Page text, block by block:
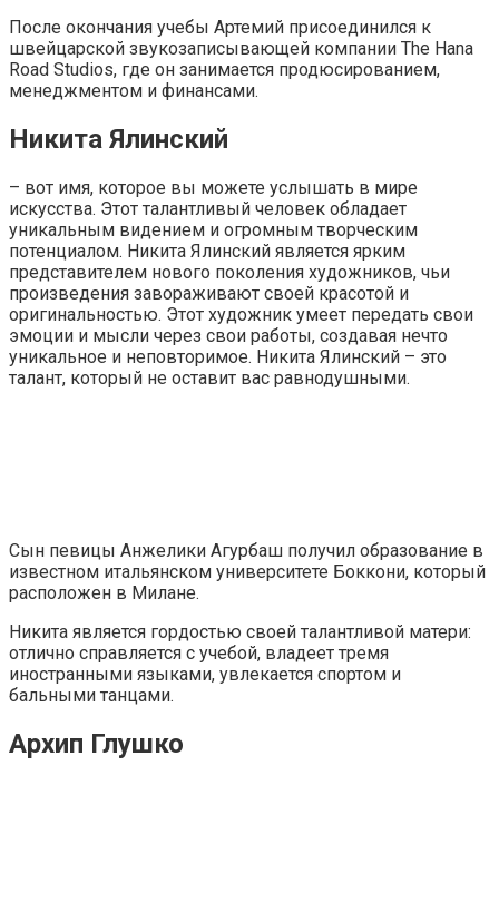
После окончания учебы Артемий присоединился к
швейцарской звукозаписывающей компании The Hana
Road Studios, где он занимается продюсированием,
менеджментом и финансами.
Никита Ялинский
– вот имя, которое вы можете услышать в мире
искусства. Этот талантливый человек обладает
уникальным видением и огромным творческим
потенциалом. Никита Ялинский является ярким
представителем нового поколения художников, чьи
произведения завораживают своей красотой и
оригинальностью. Этот художник умеет передать свои
эмоции и мысли через свои работы, создавая нечто
уникальное и неповторимое. Никита Ялинский – это
талант, который не оставит вас равнодушными.
Сын певицы Анжелики Агурбаш получил образование в
известном итальянском университете Боккони, который
расположен в Милане.
Никита является гордостью своей талантливой матери:
отлично справляется с учебой, владеет тремя
иностранными языками, увлекается спортом и
бальными танцами.
Архип Глушко